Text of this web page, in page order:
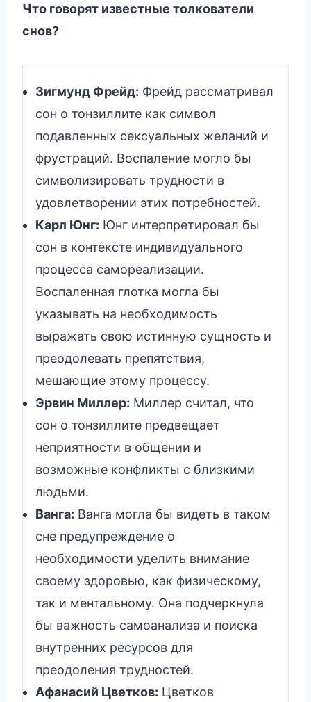
Что говорят известные толкователи
снов?
Зигмунд Фрейд: Фрейд рассматривал
сон о тонзиллите как символ
подавленных сексуальных желаний и
фрустраций. Воспаление могло бы
символизировать трудности в
удовлетворении этих потребностей.
Карл Юнг: Юнг интерпретировал бы
сон в контексте индивидуального
процесса самореализации.
Воспаленная глотка могла бы
указывать на необходимость
выражать свою истинную сущность и
преодолевать препятствия,
мешающие этому процессу.
Эрвин Миллер: Миллер считал, что
сон о тонзиллите предвещает
неприятности в общении и
возможные конфликты с близкими
людьми.
Ванга: Ванга могла бы видеть в таком
сне предупреждение о
необходимости уделить внимание
своему здоровью, как физическому,
так и ментальному. Она подчеркнула
бы важность самоанализа и поиска
внутренних ресурсов для
преодоления трудностей.
Афанасий Цветков: Цветков